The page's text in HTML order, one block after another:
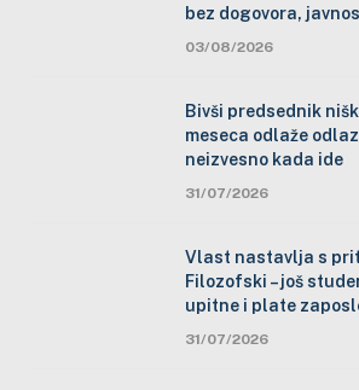
bez dogovora,
03/08/2026
Bivši predsednik
meseca odlaže
neizvesno kada ide
31/07/2026
Vlast nastavlja s
Filozofski – još
upitne i plate
31/07/2026